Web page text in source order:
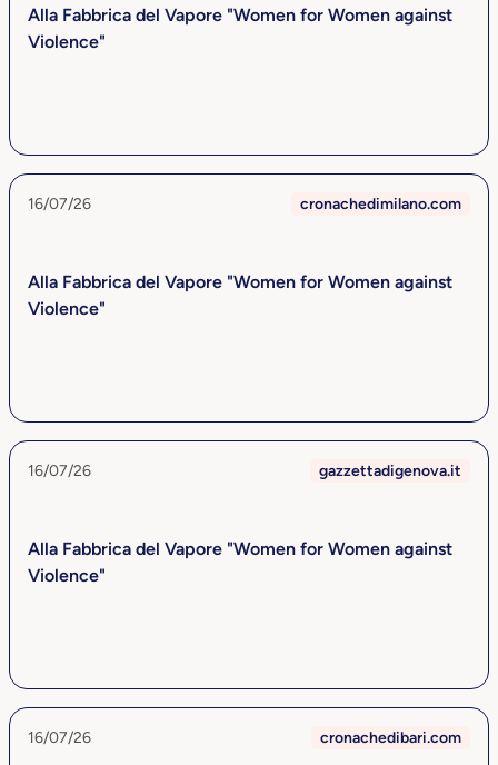
Alla Fabbrica del Vapore "Women for Women against
Violence"
16/07/26 cronachedimilano.com
Alla Fabbrica del Vapore "Women for Women against
Violence"
16/07/26 gazzettadigenova.it
Alla Fabbrica del Vapore "Women for Women against
Violence"
16/07/26 cronachedibari.com